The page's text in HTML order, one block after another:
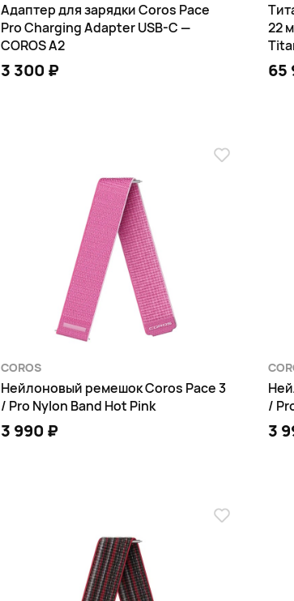
Адаптер для зарядки Coros Pace
Pro Charging Adapter USB-C —
COROS A2
3 300 ₽
22
65
COROS
Нейлоновый ремешок Coros Pace 3
/ Pro Nylon Band Hot Pink
3 990 ₽
/
3